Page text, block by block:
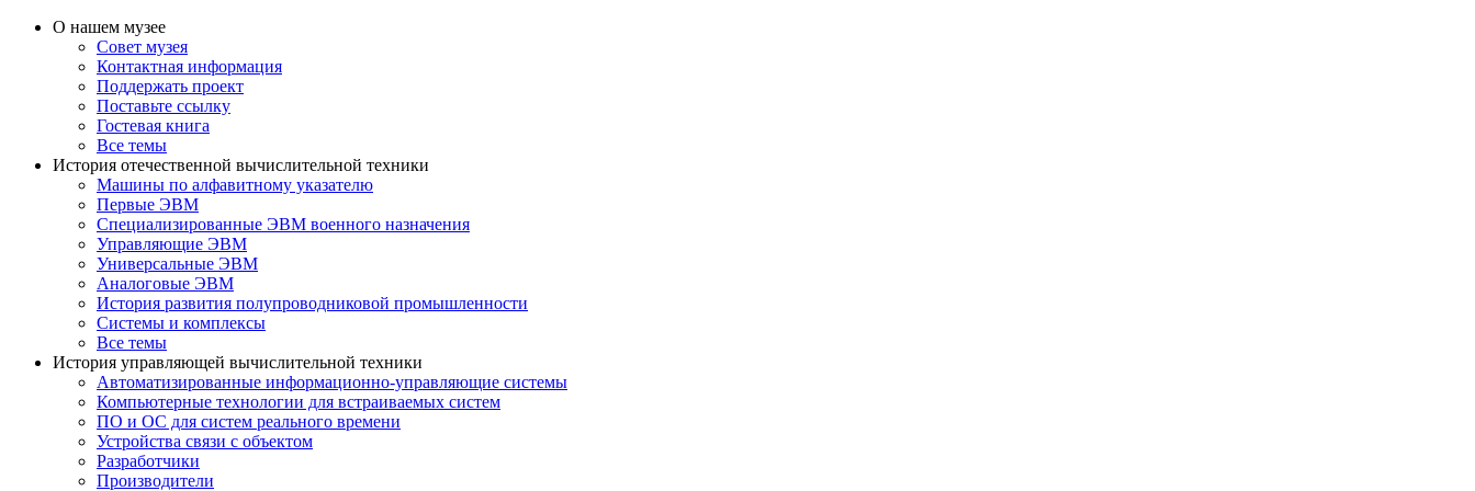
О нашем музее
Совет музея
Контактная информация
Поддержать проект
Поставьте ссылку
Гостевая книга
Все темы
История отечественной вычислительной техники
Машины по алфавитному указателю
Первые ЭВМ
Специализированные ЭВМ военного назначения
Управляющие ЭВМ
Универсальные ЭВМ
Аналоговые ЭВМ
История развития полупроводниковой промышленности
Системы и комплексы
Все темы
История управляющей вычислительной техники
Автоматизированные информационно-управляющие системы
Компьютерные технологии для встраиваемых систем
ПО и ОС для систем реального времени
Устройства связи с объектом
Разработчики
Производители